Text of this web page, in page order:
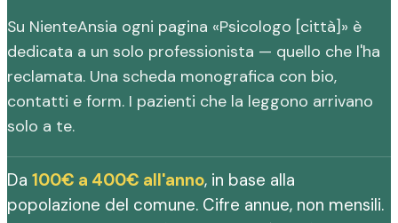
Su NienteAnsia ogni pagina «Psicologo [città]» è
dedicata a un solo professionista — quello che l'ha
reclamata. Una scheda monografica con bio,
contatti e form. I pazienti che la leggono arrivano
solo a te.
Da 100€ a 400€ all'anno, in base alla
popolazione del comune. Cifre annue, non mensili.